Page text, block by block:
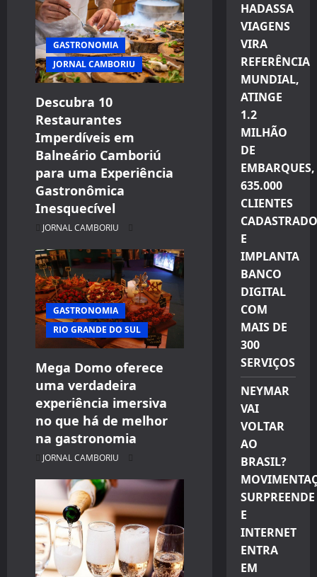
GASTRONOMIA
JORNAL CAMBORIU
Descubra 10
Restaurantes
Imperdíveis em
Balneário Camboriú
para uma Experiência
Gastronômica
Inesquecível
JORNAL CAMBORIU
GASTRONOMIA
RIO GRANDE DO SUL
Mega Domo oferece
uma verdadeira
experiência imersiva
no que há de melhor
na gastronomia
JORNAL CAMBORIU
HADASSA
VIAGENS
VIRA
REFERÊNCIA
MUNDIAL,
ATINGE
1.2
MILHÃO
DE
EMBARQUES,
635.000
CLIENTES
E
IMPLANTA
BANCO
DIGITAL
COM
MAIS DE
300
SERVIÇOS
NEYMAR
VAI
VOLTAR
AO
BRASIL?
SURPREENDE
E
INTERNET
ENTRA
EM